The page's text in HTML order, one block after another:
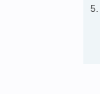
5.